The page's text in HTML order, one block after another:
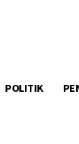
POLITIK
POLITIK